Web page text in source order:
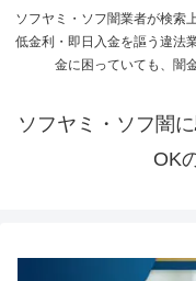
ソフヤミ・ソフ闇業者が検索
低金利・即日入金を謳う違法
金に困っていても、闇
ソフヤミ・ソフ闇
OK